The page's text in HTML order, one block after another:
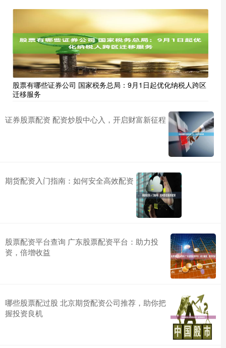
股票有哪些证券公司 国家税务总局：9月1日起优化纳税人跨区
迁移服务
证券股票配资 配资炒股中心入，开启财富新征程
期货配资入门指南：如何安全高效配资
股票配资平台查询 广东股票配资平台：助力投
资，倍增收益
哪些股票配过股 北京期货配资公司推荐，助你把
握投资良机